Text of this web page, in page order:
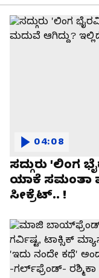
ಸದ್ಗುರು 'ಲಿಂಗ
ಯಾಕೆ ಸಮಂತಾ
ಸೀಕ್ರೆಟ್.. !
04:08